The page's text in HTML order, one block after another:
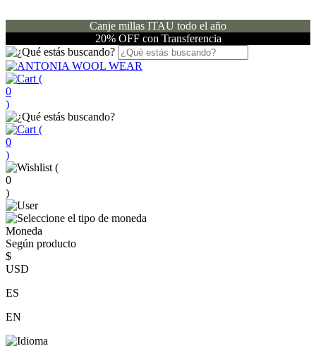
Canje millas ITAU todo el año
20% OFF con Transferencia
(
0
)
(
0
)
(
0
)
Moneda
Según producto
$
USD
ES
EN